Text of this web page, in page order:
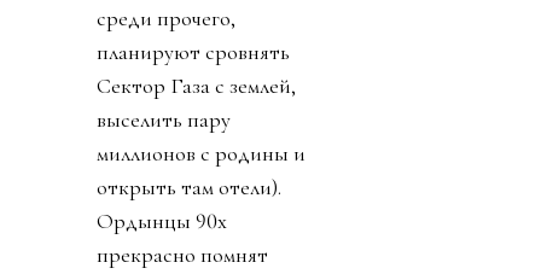
среди прочего,
планируют сровнять
Сектор Газа с землей,
выселить пару
миллионов с родины и
открыть там отели).
Ордынцы 90х
прекрасно помнят